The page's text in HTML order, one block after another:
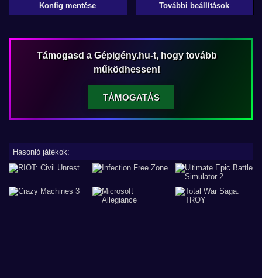
Konfig mentése További beállítások
Támogasd a Gépigény.hu-t, hogy tovább
működhessen!
TÁMOGATÁS
Hasonló játékok: